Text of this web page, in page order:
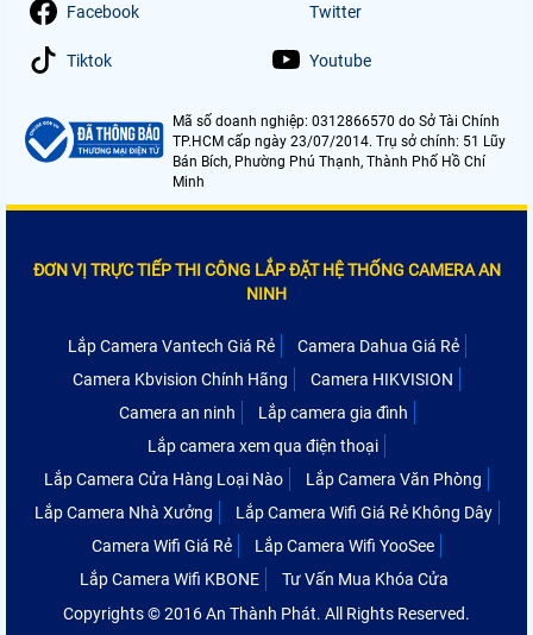
Facebook Twitter
Tiktok Youtube
Mã số doanh nghiệp: 0312866570 do Sở Tài Chính
TP.HCM cấp ngày 23/07/2014. Trụ sở chính: 51 Lũy
Bán Bích, Phường Phú Thạnh, Thành Phố Hồ Chí
Minh
ĐƠN VỊ TRỰC TIẾP THI CÔNG LẮP ĐẶT HỆ THỐNG CAMERA AN
NINH
Lắp Camera Vantech Giá Rẻ
Camera Dahua Giá Rẻ
Camera Kbvision Chính Hãng
Camera HIKVISION
Camera an ninh
Lắp camera gia đình
Lắp camera xem qua điện thoại
Lắp Camera Cửa Hàng Loại Nào
Lắp Camera Văn Phòng
Lắp Camera Nhà Xưởng
Lắp Camera Wifi Giá Rẻ Không Dây
Camera Wifi Giá Rẻ
Lắp Camera Wifi YooSee
Lắp Camera Wifi KBONE
Tư Vấn Mua Khóa Cửa
Copyrights © 2016 An Thành Phát. All Rights Reserved.